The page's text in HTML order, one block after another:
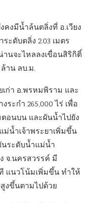
งมีน้ำล้นตลิ่งที่ อ.เวียง
ะดับตลิ่ง 2.03 เมตร
นจะไหลลงเขื่อนสิริกิติ์
าน ลบ.ม.
ก่า อ.พรหมพิราม และ
ะกำ 265,000 ไร่ เพื่อ
อนบน และผันน้ำไปยัง
น้ำเจ้าพระยาเพิ่มขึ้น
ระดับน้ำแม่น้ำ
จ.นครสวรรค์ มี
แนวโน้มเพิ่มขึ้น ทำให้
งขึ้นตามไปด้วย